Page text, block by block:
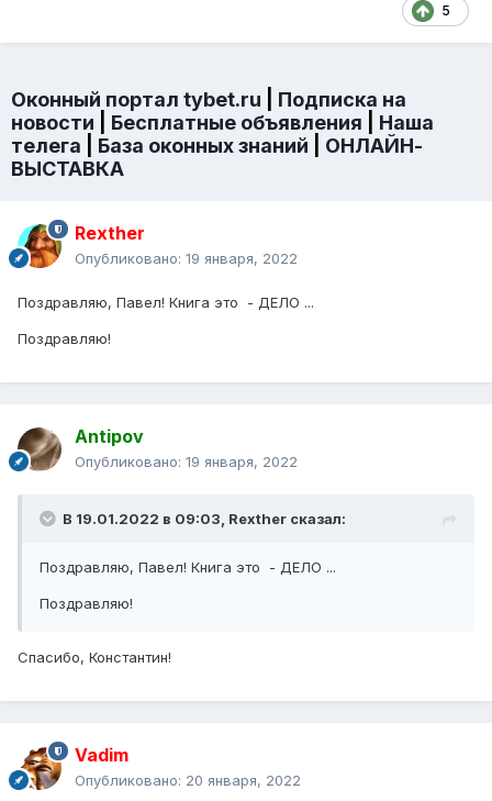
5
Оконный портал tybet.ru
Подписка на
новости
Бесплатные объявления
Наша
телега
База оконных знаний
ОНЛАЙН-
ВЫСТАВКА
Rexther
Опубликовано: 19 января, 2022
Поздравляю, Павел! Книга это - ДЕЛО ...
Поздравляю!
Antipov
Опубликовано: 19 января, 2022
В 19.01.2022 в 09:03, Rexther сказал:
Поздравляю, Павел! Книга это - ДЕЛО ...
Поздравляю!
Спасибо, Константин!
Vadim
Опубликовано: 20 января, 2022